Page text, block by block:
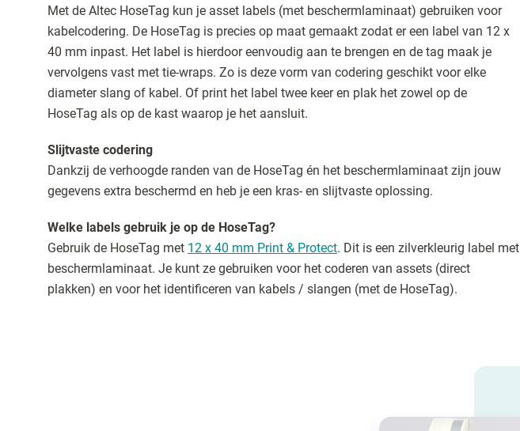
Met de Altec HoseTag kun je asset labels (met beschermlaminaat) gebruiken voor
kabelcodering. De HoseTag is precies op maat gemaakt zodat er een label van 12 x
40 mm inpast. Het label is hierdoor eenvoudig aan te brengen en de tag maak je
vervolgens vast met tie-wraps. Zo is deze vorm van codering geschikt voor elke
diameter slang of kabel. Of print het label twee keer en plak het zowel op de
HoseTag als op de kast waarop je het aansluit.
Slijtvaste codering
Dankzij de verhoogde randen van de HoseTag én het beschermlaminaat zijn jouw
gegevens extra beschermd en heb je een kras- en slijtvaste oplossing.
Welke labels gebruik je op de HoseTag?
Gebruik de HoseTag met 12 x 40 mm Print & Protect. Dit is een zilverkleurig label met
beschermlaminaat. Je kunt ze gebruiken voor het coderen van assets (direct
plakken) en voor het identificeren van kabels / slangen (met de HoseTag).